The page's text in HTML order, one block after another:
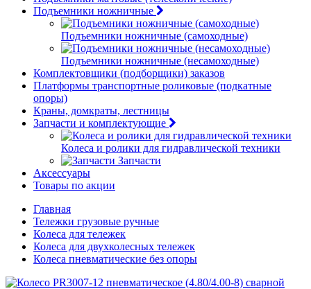
Подъемники ножничные
Подъемники ножничные (самоходные)
Подъемники ножничные (несамоходные)
Комплектовщики (подборщики) заказов
Платформы транспортные роликовые (подкатные
опоры)
Краны, домкраты, лестницы
Запчасти и комплектующие
Колеса и ролики для гидравлической техники
Запчасти
Аксессуары
Товары по акции
Главная
Тележки грузовые ручные
Колеса для тележек
Колеса для двухколесных тележек
Колеса пневматические без опоры